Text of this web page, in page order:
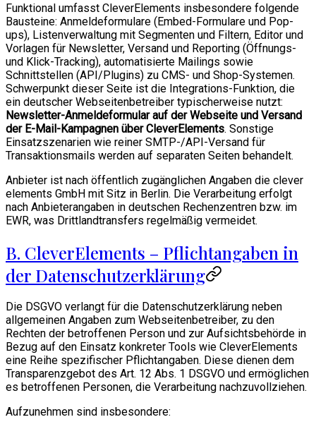
Funktional umfasst CleverElements insbesondere folgende
Bausteine: Anmeldeformulare (Embed-Formulare und Pop-
ups), Listenverwaltung mit Segmenten und Filtern, Editor und
Vorlagen für Newsletter, Versand und Reporting (Öffnungs-
und Klick-Tracking), automatisierte Mailings sowie
Schnittstellen (API/Plugins) zu CMS- und Shop-Systemen.
Schwerpunkt dieser Seite ist die Integrations-Funktion, die
ein deutscher Webseitenbetreiber typischerweise nutzt:
Newsletter-Anmeldeformular auf der Webseite und Versand
der E-Mail-Kampagnen über CleverElements. Sonstige
Einsatzszenarien wie reiner SMTP-/API-Versand für
Transaktionsmails werden auf separaten Seiten behandelt.
Anbieter ist nach öffentlich zugänglichen Angaben die clever
elements GmbH mit Sitz in Berlin. Die Verarbeitung erfolgt
nach Anbieterangaben in deutschen Rechenzentren bzw. im
EWR, was Drittlandtransfers regelmäßig vermeidet.
B. CleverElements – Pflichtangaben in
der Datenschutzerklärung
Die DSGVO verlangt für die Datenschutzerklärung neben
allgemeinen Angaben zum Webseitenbetreiber, zu den
Rechten der betroffenen Person und zur Aufsichtsbehörde in
Bezug auf den Einsatz konkreter Tools wie CleverElements
eine Reihe spezifischer Pflichtangaben. Diese dienen dem
Transparenzgebot des Art. 12 Abs. 1 DSGVO und ermöglichen
es betroffenen Personen, die Verarbeitung nachzuvollziehen.
Aufzunehmen sind insbesondere: